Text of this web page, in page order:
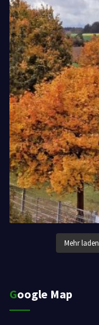
Mehr laden
Google Map